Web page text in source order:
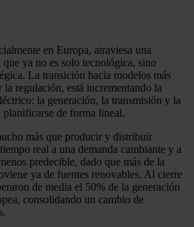
en Europa, atraviesa una
ya no es solo tecnológica, sino
La transición hacia modelos más
la regulación, está incrementando la
la generación, la transmisión y la
de forma lineal.
más que producir y distribuir
real a una demanda cambiante y a
predecible, dado que más de la
ya de fuentes renovables. Al cierre
de media el 50% de la generación
consolidando un cambio de